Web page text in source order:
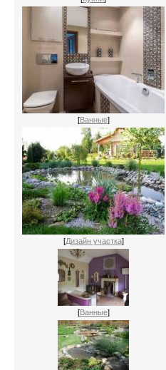
[Ванные]
[Дизайн участка]
[Ванные]